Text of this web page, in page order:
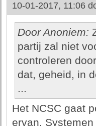
10-01-2017, 11:06
Door Anoniem:
partij zal niet
controleren
dat, geheid, in
...
Het NCSC gaat
ervan.